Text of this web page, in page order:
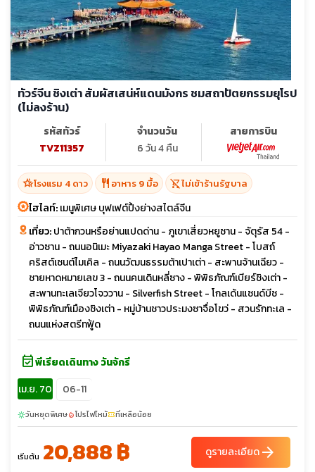
ทัวร์จีน ชิงเต่า สัมผัสเสน่ห์แดนมังกร ชมสถาปัตยกรรมยุโรป
(ไม่ลงร้าน)
รหัสทัวร์
TVZ11357
จำนวนวัน
6 วัน 4 คืน
สายการบิน
hotel_classโรงแรม 4 ดาว restaurant อาหาร 9 มื้อ shopping_cart_offไม่เข้าร้านรัฐบาล
ไฮไลท์:เมนูพิเศษ บุฟเฟต์ปิ้งย่างสไตล์จีน
เที่ยว:ปาต้ากวนหรือย่านแปดด่าน - ภูเขาเสี่ยวหยูซาน - จัตุรัส 54 -
อ่าวซาน - ถนนอนิเมะ Miyazaki Hayao Manga Street - โบสถ์
คริสต์เซนต์ไมเคิล - ถนนวัฒนธรรมต้าเปาเต่า - สะพานจ้านเฉียว -
ชายหาดหมายเลข 3 - ถนนคนเดินหลี่ซาง - พิพิธภัณฑ์เบียร์ชิงเต่า -
สะพานทะเลเจียวโจววาน - Silverfish Street - โกลเด้นแซนด์บีช -
พิพิธภัณฑ์เมืองชิงเต่า - หมู่บ้านชาวประมงซาจื่อโขว่ - สวนรักทะเล -
ถนนแห่งสตรีทฟู้ด
event_availableพีเรียดเดินทาง วันจักรี
เม.ย. 70
06-11
sunnyวันหยุดพิเศษlocal_fire_departmentโปรไฟไหม้confirmation_numberที่เหลือน้อย
เริ่มต้น 20,888 ฿ ดูรายละเอียดarrow_forward